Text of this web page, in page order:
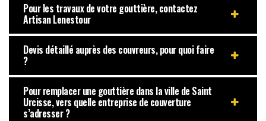
Pour les travaux de votre gouttière, contactez
Artisan Lenestour
Devis détaillé auprès des couvreurs, pour quoi faire
?
Pour remplacer une gouttière dans la ville de Saint
Urcisse, vers quelle entreprise de couverture
s’adresser ?